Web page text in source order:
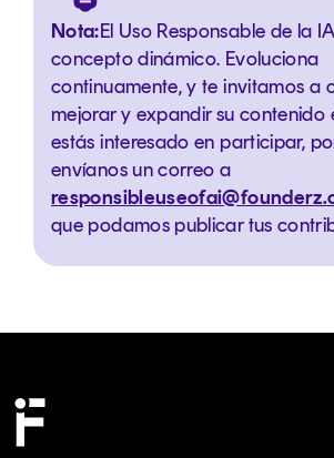
Nota:El Uso Responsable de la
concepto dinámico. Evoluciona
continuamente, y te invitamos a
mejorar y expandir su contenido
estás interesado en participar,
envíanos un correo a
que podamos publicar tus